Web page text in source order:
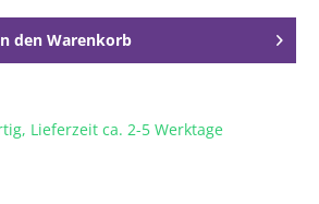
den Warenkorb
Lieferzeit ca. 2-5 Werktage